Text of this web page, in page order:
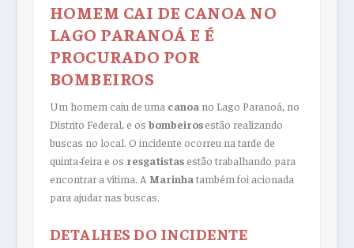
HOMEM CAI DE CANOA NO
LAGO PARANOÁ E É
PROCURADO POR
BOMBEIROS
Um homem caiu de uma canoa no Lago Paranoá, no
Distrito Federal, e os bombeirosestão realizando
buscas no local. O incidente ocorreu na tarde de
quinta-feira e os resgatistasestão trabalhando para
encontrar a vítima. A Marinhatambém foi acionada
para ajudar nas buscas.
DETALHES DO INCIDENTE